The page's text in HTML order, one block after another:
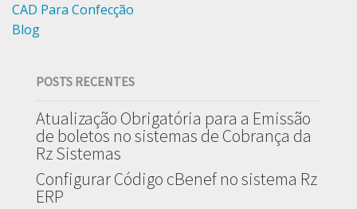
CAD Para Confecção
Blog
POSTS RECENTES
Atualização Obrigatória para a Emissão
de boletos no sistemas de Cobrança da
Rz Sistemas
Configurar Código cBenef no sistema Rz
ERP